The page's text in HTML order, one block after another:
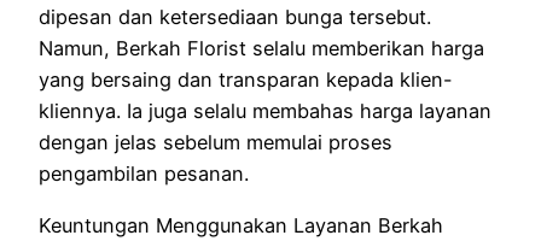
dipesan dan ketersediaan bunga tersebut.
Namun, Berkah Florist selalu memberikan harga
yang bersaing dan transparan kepada klien-
kliennya. Ia juga selalu membahas harga layanan
dengan jelas sebelum memulai proses
pengambilan pesanan.
Keuntungan Menggunakan Layanan Berkah